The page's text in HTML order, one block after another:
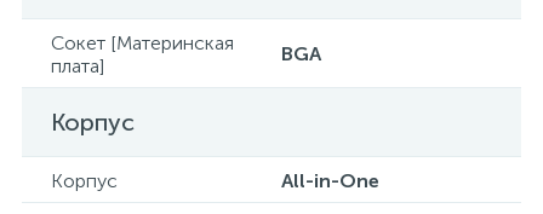
Сокет [Материнская
плата]
BGA
Корпус
Корпус
All-in-One